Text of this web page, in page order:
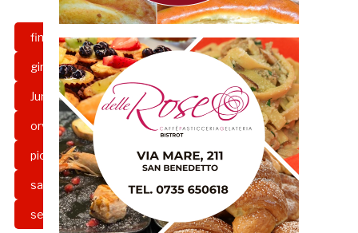
finale play off gazzetta rossoblu
girone g grb juniore samb
Juniores lnd mister piccorossi
orvietana orvietana-samb
piccorossi rossoblù Samb
samb juniores serie d
settore giovanile